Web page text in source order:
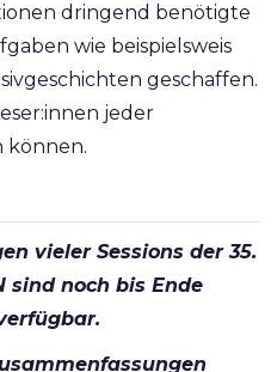
dringend benötigte
wie beispielsweis
geschaffen.
jeder
können.
vieler Sessions der 35.
sind noch bis Ende